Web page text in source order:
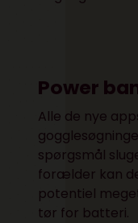
Power
Alle de nye
spørgsmål
forælder kan
potentiel
tør for batteri.